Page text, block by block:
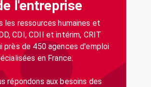
l'entreprise
les ressources humaines et
CDI, CDII et intérim, CRIT
près de 450 agences d'emploi
en France.
répondons aux besoins des